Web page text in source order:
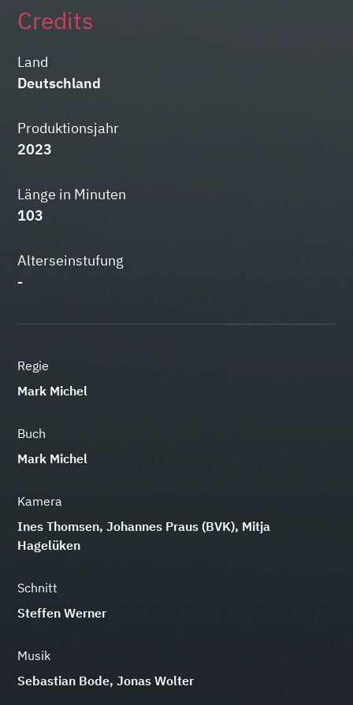
Credits
Land
Deutschland
Produktionsjahr
2023
Länge in Minuten
103
Alterseinstufung
-
Regie
Mark Michel
Buch
Mark Michel
Kamera
Ines Thomsen, Johannes Praus (BVK), Mitja
Hagelüken
Schnitt
Steffen Werner
Musik
Sebastian Bode, Jonas Wolter